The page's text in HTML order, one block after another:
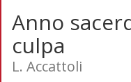
Anno
culpa
L. Accattoli